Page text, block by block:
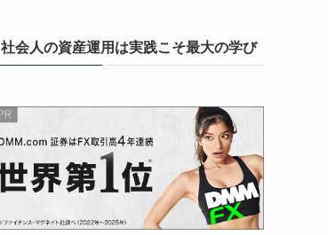
社会人の資産運用は実践こそ最大の学び